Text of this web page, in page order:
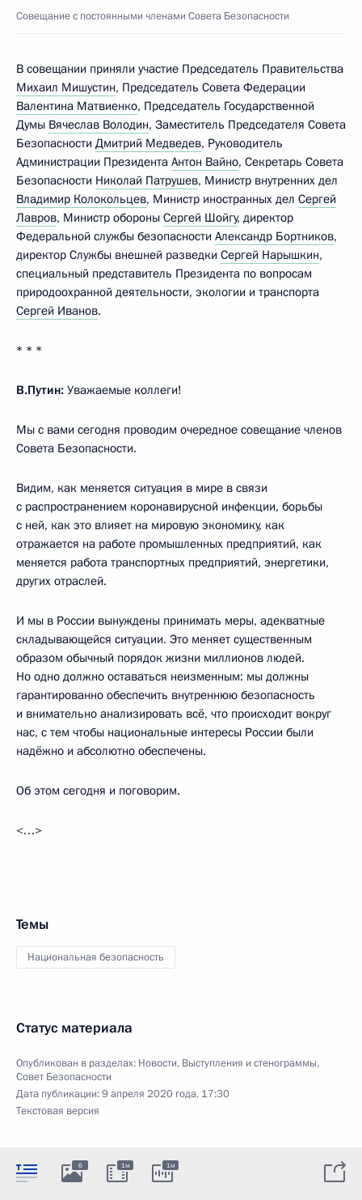
Совещание с постоянными членами Совета Безопасности
В совещании приняли участие Председатель Правительства
Михаил Мишустин, Председатель Совета Федерации
Валентина Матвиенко, Председатель Государственной
Думы Вячеслав Володин, Заместитель Председателя Совета
Безопасности Дмитрий Медведев, Руководитель
Администрации Президента Антон Вайно, Секретарь Совета
Безопасности Николай Патрушев, Министр внутренних дел
Владимир Колокольцев, Министр иностранных дел Сергей
Лавров, Министр обороны Сергей Шойгу, директор
Федеральной службы безопасности Александр Бортников,
директор Службы внешней разведки Сергей Нарышкин,
специальный представитель Президента по вопросам
природоохранной деятельности, экологии и транспорта
Сергей Иванов.
* * *
В.Путин: Уважаемые коллеги!
Мы с вами сегодня проводим очередное совещание членов
Совета Безопасности.
Видим, как меняется ситуация в мире в связи
с распространением коронавирусной инфекции, борьбы
с ней, как это влияет на мировую экономику, как
отражается на работе промышленных предприятий, как
меняется работа транспортных предприятий, энергетики,
других отраслей.
И мы в России вынуждены принимать меры, адекватные
складывающейся ситуации. Это меняет существенным
образом обычный порядок жизни миллионов людей.
Но одно должно оставаться неизменным: мы должны
гарантированно обеспечить внутреннюю безопасность
и внимательно анализировать всё, что происходит вокруг
нас, с тем чтобы национальные интересы России были
надёжно и абсолютно обеспечены.
Об этом сегодня и поговорим.
<…>
Темы
Национальная безопасность
Статус материала
Опубликован в разделах: Новости, Выступления и стенограммы,
Совет Безопасности
Дата публикации:9 апреля 2020 года, 17:30
Текстовая версия
6 1м 1м